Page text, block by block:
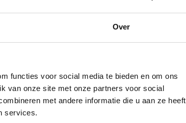
Over
functies voor social media te bieden en om ons
van onze site met onze partners voor social
met andere informatie die u aan ze heeft
services.